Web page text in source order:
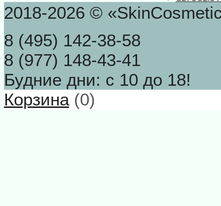
2018-2026 ©
8 (495) 142-38-58
8 (977) 148-43-41
Будние дни: с 10 до 18!
Корзина(0)